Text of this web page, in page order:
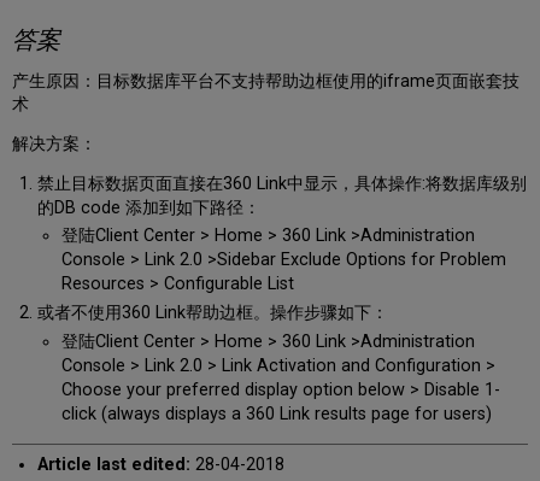
答案
产生原因：目标数据库平台不支持帮助边框使用的iframe页面嵌套技
术
解决方案：
禁止目标数据页面直接在360 Link中显示，具体操作:将数据库级别
的DB code 添加到如下路径：
登陆Client Center > Home > 360 Link >Administration
Console > Link 2.0 >Sidebar Exclude Options for Problem
Resources > Configurable List
或者不使用360 Link帮助边框。操作步骤如下：
登陆Client Center > Home > 360 Link >Administration
Console > Link 2.0 > Link Activation and Configuration >
Choose your preferred display option below > Disable 1-
click (always displays a 360 Link results page for users)
Article last edited: 28-04-2018